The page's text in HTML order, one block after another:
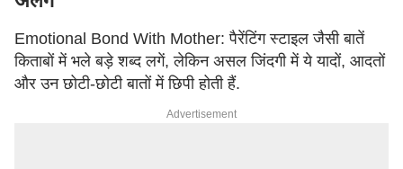
Emotional Bond With Mother: पैरेंटिंग स्टाइल जैसी बातें
किताबों में भले बड़े शब्द लगें, लेकिन असल जिंदगी में ये यादों, आदतों
और उन छोटी-छोटी बातों में छिपी होती हैं.
Advertisement